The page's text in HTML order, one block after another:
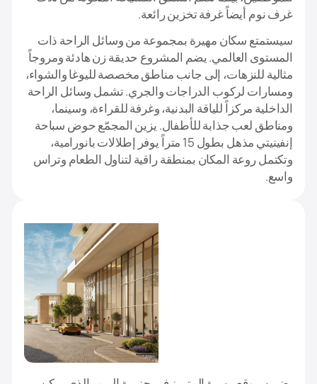
غرف نوم أيضاً غرفة تخزين رائعة.
سيستمتع سكان مهيرة بمجموعة من وسائل الراحة ذات
المستوى العالمي. يضم المشروع حديقة زن هادئة ومروجاً
مثالية للنزهات، إلى جانب مناطق مخصصة لليوغا والشواء،
ومسارات لركوب الدراجات والجري. تشمل وسائل الراحة
الداخلية مركزاً للياقة البدنية، وغرفة للقراءة، وسينما،
ومناطق لعب جذابة للأطفال. يزين المجمّع حوض سباحة
إنفينيتي مذهل بطول 15 متراً يوفر إطلالات بانورامية،
وتكتمل روعة المكان بمنطقة راقية لتناول الطعام وتراس
واسع.